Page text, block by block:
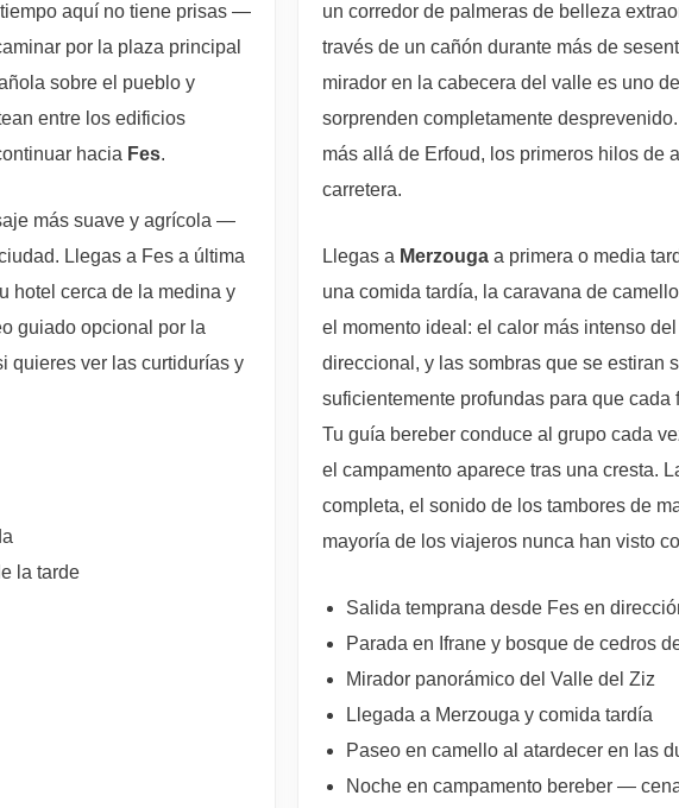
aquí no tiene prisas —
por la plaza principal
sobre el pueblo y
entre los edificios
hacia Fes.
más suave y agrícola —
Llegas a Fes a última
hotel cerca de la medina y
guiado opcional por la
quieres ver las curtidurías y
la tarde
un corredor de palmeras de belleza
través de un cañón durante más de
mirador en la cabecera del valle es uno
sorprenden completamente
más allá de Erfoud, los primeros hilos de
carretera.
Llegas a Merzouga a primera o media
una comida tardía, la caravana de
el momento ideal: el calor más intenso
direccional, y las sombras que se estiran
suficientemente profundas para que
Tu guía bereber conduce al grupo cada
el campamento aparece tras una cresta.
completa, el sonido de los tambores de
mayoría de los viajeros nunca han visto
Salida temprana desde Fes en
Parada en Ifrane y bosque de cedros
Mirador panorámico del Valle del Ziz
Llegada a Merzouga y comida tardía
Paseo en camello al atardecer en las
Noche en campamento bereber —